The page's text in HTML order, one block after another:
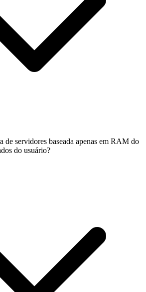
de servidores baseada apenas em RAM do
do usuário?